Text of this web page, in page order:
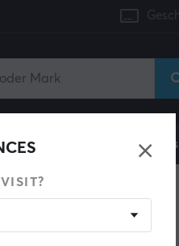
Handyzubehör
PC-Gamer